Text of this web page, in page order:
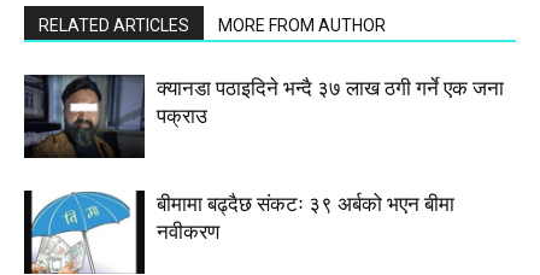
RELATED ARTICLES MORE FROM AUTHOR
क्यानडा पठाइदिने भन्दै ३७ लाख ठगी गर्ने एक जना
पक्राउ
बीमामा बढ्दैछ संकटः ३९ अर्बको भएन बीमा
नवीकरण